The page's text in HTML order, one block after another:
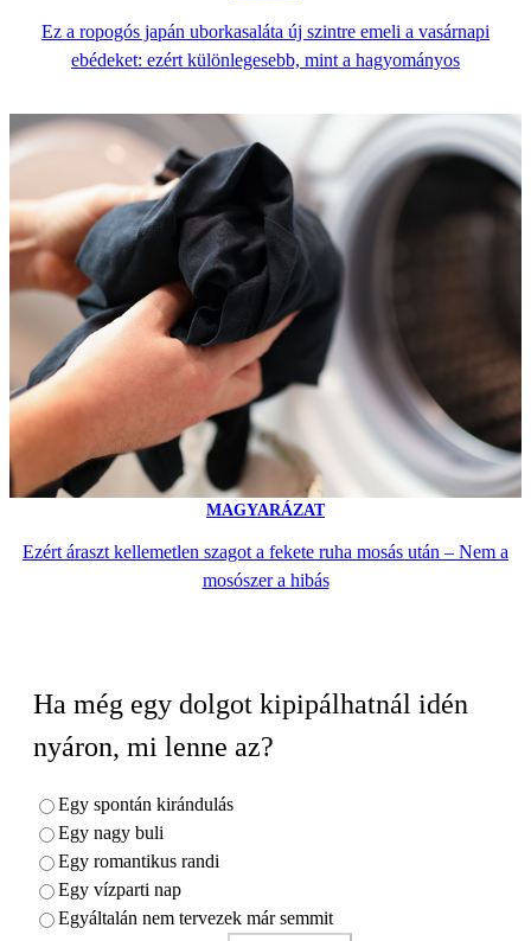
Ez a ropogós japán uborkasaláta új szintre emeli a vasárnapi
ebédeket: ezért különlegesebb, mint a hagyományos
MAGYARÁZAT
Ezért áraszt kellemetlen szagot a fekete ruha mosás után – Nem a
mosószer a hibás
Ha még egy dolgot kipipálhatnál idén
nyáron, mi lenne az?
Egy spontán kirándulás
Egy nagy buli
Egy romantikus randi
Egy vízparti nap
Egyáltalán nem tervezek már semmit